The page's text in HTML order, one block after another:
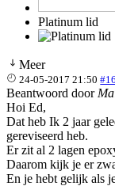
Platinum lid
Meer
24-05-2017 21:50
Beantwoord door
Hoi Ed,
Dat heb Ik 2 jaar
gereviseerd heb.
Er zit al 2 lagen
Daarom kijk je er
En je hebt gelijk als